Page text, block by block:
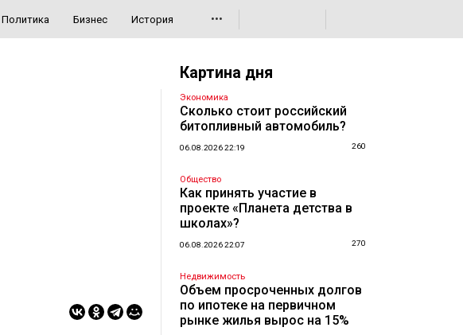
Политика Бизнес История •••
Картина дня
Экономика
Сколько стоит российский
битопливный автомобиль?
06.08.2026 22:19 260
Общество
Как принять участие в
проекте «Планета детства в
школах»?
06.08.2026 22:07 270
Недвижимость
Объем просроченных долгов
по ипотеке на первичном
рынке жилья вырос на 15%